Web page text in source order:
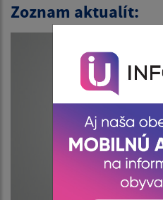
Zoznam aktualít: